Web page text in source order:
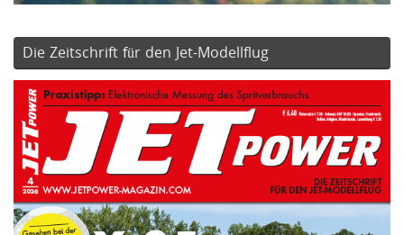
Die Zeitschrift für den Jet-Modellflug